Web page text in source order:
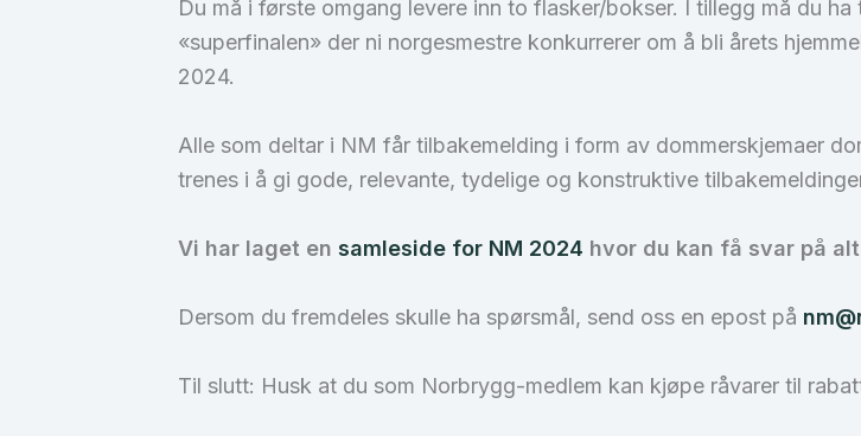
Du må i første omgang levere inn to flasker/bokser. I tillegg må du
«superfinalen» der ni norgesmestre konkurrerer om å bli årets
2024.
Alle som deltar i NM får tilbakemelding i form av dommerskjemaer
trenes i å gi gode, relevante, tydelige og konstruktive
Vi har laget ensamleside for NM 2024 hvor du kan få svar på
Dersom du fremdeles skulle ha spørsmål, send oss en epost på
Til slutt: Husk at du som Norbrygg-medlem kan kjøpe råvarer til